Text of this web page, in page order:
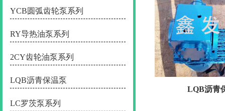
YCB圆弧齿轮泵系列
RY导热油泵系列
2CY齿轮油泵系列
LQB沥青保温泵
LC罗茨泵系列
LQB沥青